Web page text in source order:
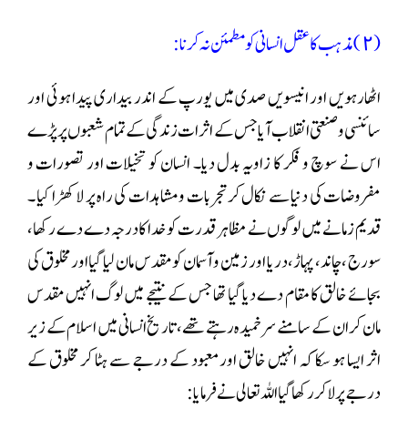
(٢) مذہب کا عقل انسانی کو مطمئن نہ کرنا :
اٹھارہویں اور انیسویں صدی میں یورپ کے اندر بیداری پیدا ہوئی اور
سائنسی و صنعتی انقلاب آیا جس کے اثرات زندگی کے تمام شعبوں پر پڑے
اس نے سوچ و فکر کا زاویہ بدل دیا۔ انسان کو تخیلات اور تصورات و
مفروضات کی دنیا سے نکال کر تجربات و مشاہدات کی راہ پر لا کھڑا کیا ۔
قدیم زمانے میں لوگوں نے مظاہر قدرت کو خدا کا درجہ دے دے رکھا،
سورج ،چاند، پہاڑ ،دریا اور زمین و آسمان کومقدس مان لیا گیا اور مخلوق کی
بجائے خالق کا مقام دے دیا گیا تھا جس کے نتیجے میں لوگ انہیں مقدس
مان کر ان کے سامنے سر خمیدہ رہتے تھے، تاریخ انسانی میں اسلام کے زیر
اثر ایسا ہو سکا کہ انہیں خالق اور معبود کے درجے سے ہٹا کر مخلوق کے
درجے پر لا کر رکھا گیا اللہ تعالی نے فرمایا: